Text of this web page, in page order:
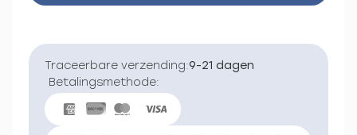
Traceerbare verzending:9-21 dagen
Betalingsmethode: